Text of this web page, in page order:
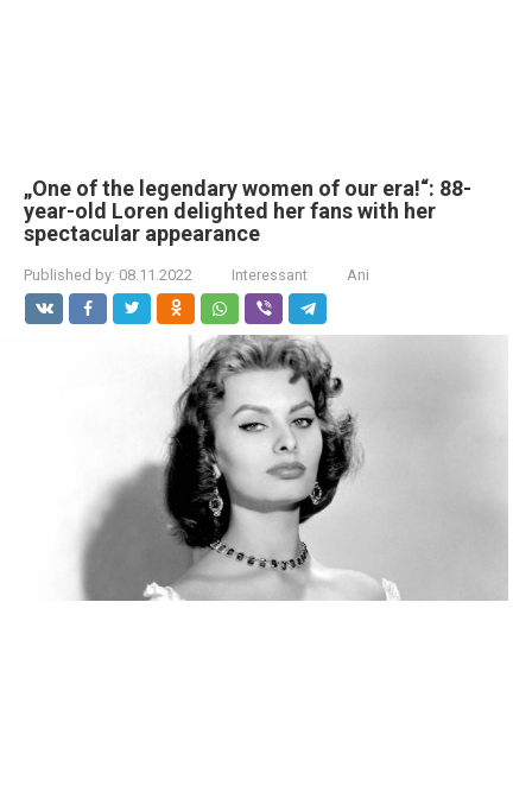
„One of the legendary women of our era!“: 88-
year-old Loren delighted her fans with her
spectacular appearance
Published by: 08.11.2022 Interessant Ani